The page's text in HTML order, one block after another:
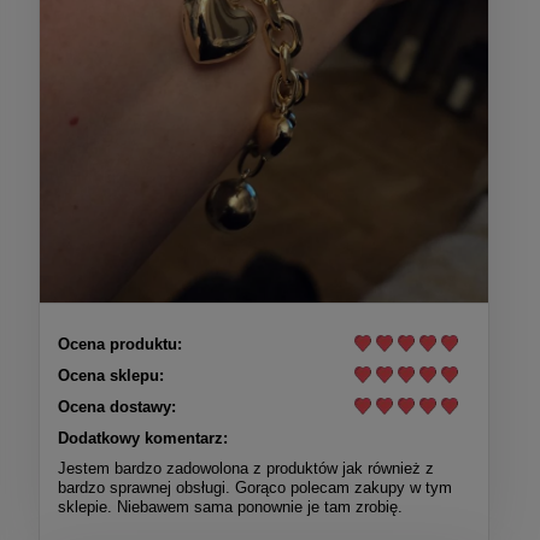
Ocena produktu:
Ocena sklepu:
Ocena dostawy:
Dodatkowy komentarz:
Jestem bardzo zadowolona z produktów jak również z
bardzo sprawnej obsługi. Gorąco polecam zakupy w tym
sklepie. Niebawem sama ponownie je tam zrobię.